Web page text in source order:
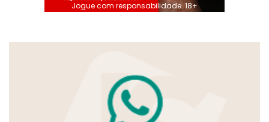
Jogue com responsabilidade. 18+